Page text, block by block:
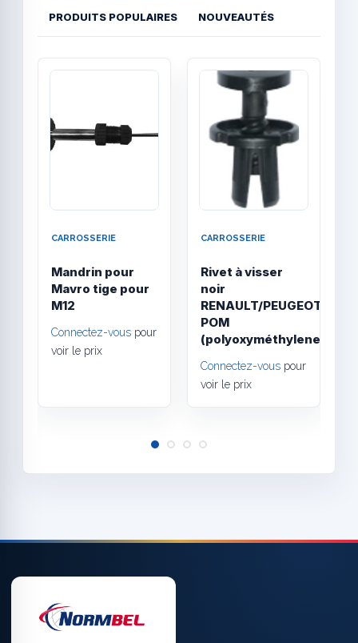
PRODUITS POPULAIRES NOUVEAUTÉS
Quick View
CARROSSERIE
Mandrin pour
Mavro tige pour
M12
Connectez-vous pour
voir le prix
CARROSSERIE
Rivet à visser
noir
RENAULT/PEUGEOT
POM
(polyoxyméthylene)
Connectez-vous pour
voir le prix